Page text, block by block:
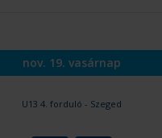
nov. 19. vasárnap
U13 4. forduló - Szeged